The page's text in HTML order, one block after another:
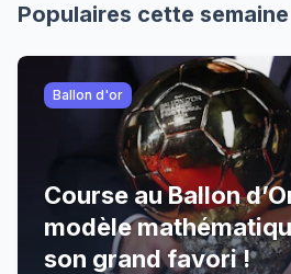
Populaires cette semaine
Ballon d'or
Course au Ballon
modèle
son grand favori !